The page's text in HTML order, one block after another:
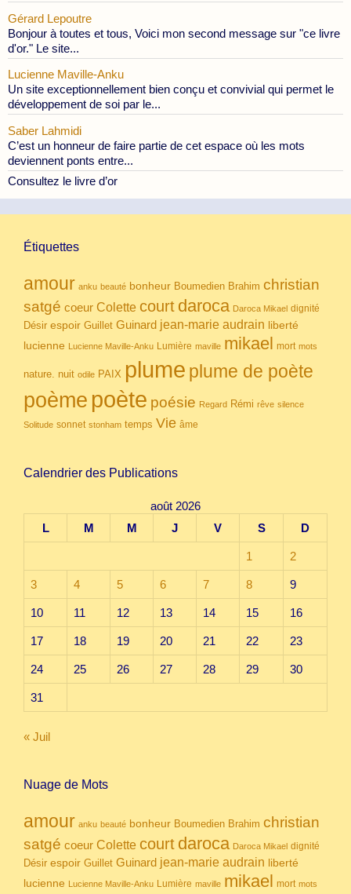
Gérard Lepoutre
Bonjour à toutes et tous, Voici mon second message sur "ce livre
d'or." Le site...
Lucienne Maville-Anku
Un site exceptionnellement bien conçu et convivial qui permet le
développement de soi par le...
Saber Lahmidi
C’est un honneur de faire partie de cet espace où les mots
deviennent ponts entre...
Consultez le livre d’or
Étiquettes
amour anku beauté bonheur Boumedien Brahim christian
satgé coeur Colette court daroca Daroca Mikael dignité
Désir espoir Guillet Guinard jean-marie audrain liberté
lucienne Lucienne Maville-Anku Lumière maville mikael mort mots
nature. nuit odile PAIX plume plume de poète
poème poète poésie Regard Rémi rêve silence
Solitude sonnet stonham temps Vie âme
Calendrier des Publications
août 2026
L
M M J V S D
1 2
3 4 5 6 7 8 9
10 11 12 13 14 15 16
17 18 19 20 21 22 23
24 25 26 27 28 29 30
31
« Juil
Nuage de Mots
amour anku beauté bonheur Boumedien Brahim christian
satgé coeur Colette court daroca Daroca Mikael dignité
Désir espoir Guillet Guinard jean-marie audrain liberté
lucienne Lucienne Maville-Anku Lumière maville mikael mort mots